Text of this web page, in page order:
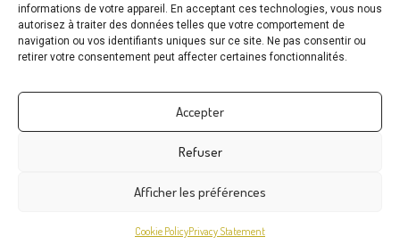
informations de votre appareil. En acceptant ces technologies, vous nous
autorisez à traiter des données telles que votre comportement de
navigation ou vos identifiants uniques sur ce site. Ne pas consentir ou
retirer votre consentement peut affecter certaines fonctionnalités.
Accepter
Refuser
Afficher les préférences
Cookie PolicyPrivacy Statement
Horaires magasin:
Du mardi au samedi
1 rue Franklin